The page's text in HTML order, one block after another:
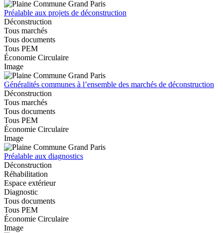
Préalable aux projets de déconstruction
Déconstruction
Tous marchés
Tous documents
Tous PEM
Économie Circulaire
Image
Généralités communes à l’ensemble des marchés de déconstruction
Déconstruction
Tous marchés
Tous documents
Tous PEM
Économie Circulaire
Image
Préalable aux diagnostics
Déconstruction
Réhabilitation
Espace extérieur
Diagnostic
Tous documents
Tous PEM
Économie Circulaire
Image